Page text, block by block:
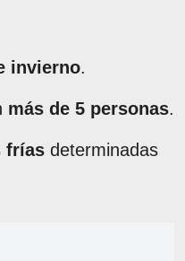
invierno.
más de 5 personas.
frías determinadas